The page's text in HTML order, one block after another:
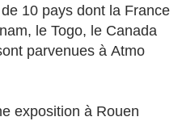
10 pays dont la France
le Togo, le Canada
parvenues à Atmo
exposition à Rouen